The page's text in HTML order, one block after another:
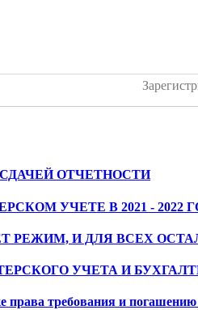
ОТЧЕТНОСТИ
УЧЕТЕ В 2021 - 2022
РЕЖИМ, И ДЛЯ ВСЕХ
УЧЕТА И
права требования и погашению